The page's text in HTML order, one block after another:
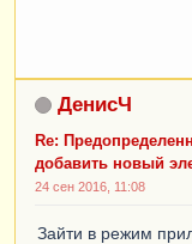
ДенисЧ
Re:
добавить новый
24 сен 2016, 11:08
Зайти в режим